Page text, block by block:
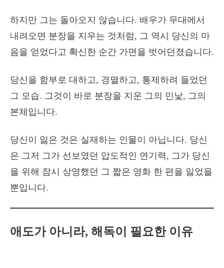
하지만 그는 돌아오지 않습니다. 배우가 무대에서
내려오면 분장을 지우는 것처럼, 그 역시 당신의 마
음을 얻었다고 확신한 순간 가면을 벗어던졌습니다.
당신을 함부로 대하고, 경멸하고, 통제하려 들었던
그 모습. 그것이 바로 분장을 지운 그의 민낯, 그의
본체입니다.
당신이 잃은 것은 실재하는 인물이 아닙니다. 당신
은 그저 그가 선보였던 압도적인 연기력, 그가 당신
을 위해 잠시 상영했던 그 짧은 영화 한 편을 잃었을
뿐입니다.
애도가 아니라, 해독이 필요한 이유